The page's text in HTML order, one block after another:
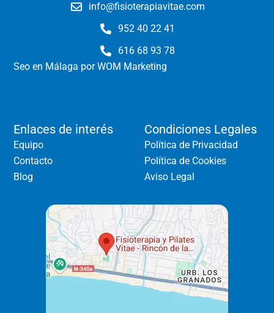
info@fisioterapiavitae.com
952 40 22 41
616 68 93 78
Seo en Málaga por WOM Marketing
Enlaces de interés
Equipo
Contacto
Blog
Condiciones Legales
Política de Privacidad
Política de Cookies
Aviso Legal